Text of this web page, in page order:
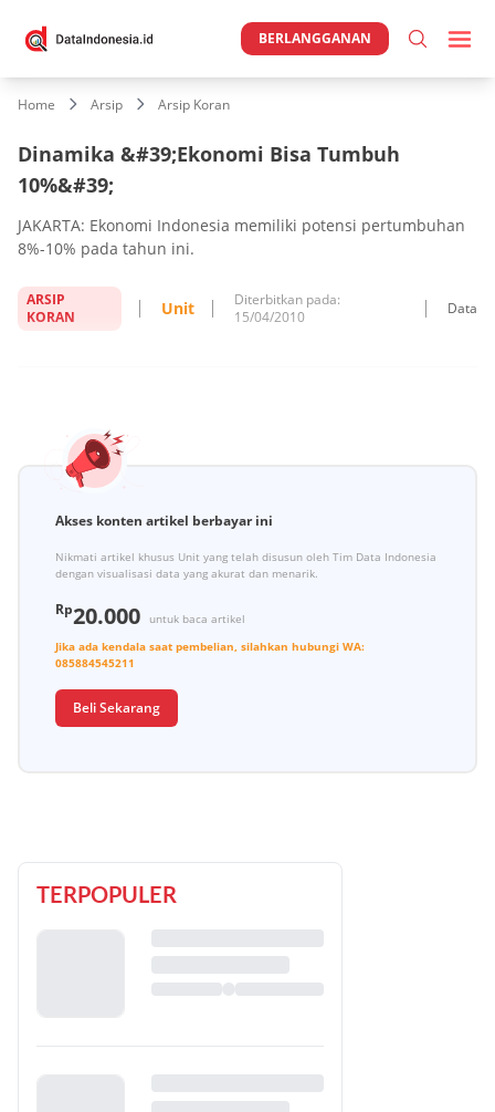
BERLANGGANAN
Home Arsip Arsip Koran
Dinamika &#39;Ekonomi Bisa Tumbuh
10%&#39;
JAKARTA: Ekonomi Indonesia memiliki potensi pertumbuhan
8%-10% pada tahun ini.
ARSIP
KORAN
Unit
Diterbitkan pada:
15/04/2010
Data
Akses konten artikel berbayar ini
Nikmati artikel khusus Unit yang telah disusun oleh Tim Data Indonesia
dengan visualisasi data yang akurat dan menarik.
Rp20.000
untuk baca artikel
Jika ada kendala saat pembelian, silahkan hubungi WA:
085884545211
Beli Sekarang
TERPOPULER